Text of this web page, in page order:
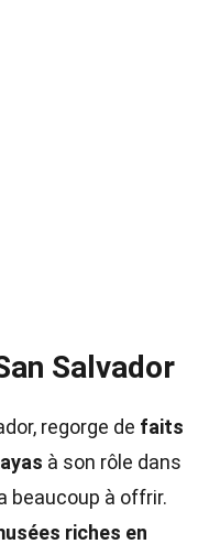
Salvador
regorge de faits
à son rôle dans
beaucoup à offrir.
riches en